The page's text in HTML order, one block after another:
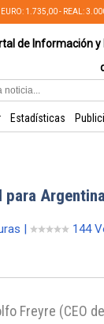
EURO: 1.735,00 - REAL:
de Información
Estadísticas
para
| 144
Freyre (CEO